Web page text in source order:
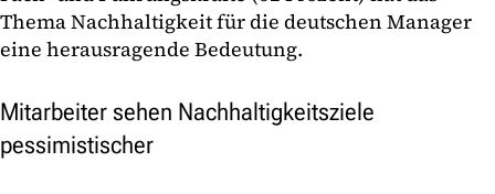
Thema Nachhaltigkeit für die deutschen Manager
eine herausragende Bedeutung.
Mitarbeiter sehen Nachhaltigkeitsziele
pessimistischer